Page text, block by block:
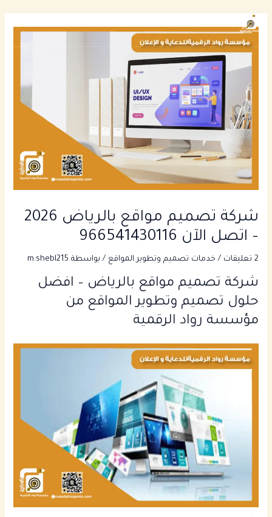
المحتوى
شركة تصميم مواقع بالرياض 2026
– اتصل الآن 966541430116
2 تعليقات / خدمات تصميم وتطوير المواقع / بواسطة m.shebl215
شركة تصميم مواقع بالرياض – افضل
حلول تصميم وتطوير المواقع من
مؤسسة رواد الرقمية